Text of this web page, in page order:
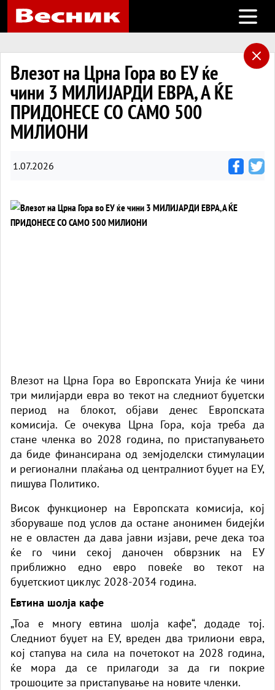
Open
Влезот на Црна Гора во ЕУ ќе
чини 3 МИЛИЈАРДИ ЕВРА, А ЌЕ
ПРИДОНЕСЕ СО САМО 500
МИЛИОНИ
1.07.2026
Влезот на Црна Гора во Европската Унија ќе чини
три милијарди евра во текот на следниот буџетски
период на блокот, објави денес Европската
комисија. Се очекува Црна Гора, која треба да
стане членка во 2028 година, по пристапувањето
да биде финансирана од земјоделски стимулации
и регионални плаќања од централниот буџет на ЕУ,
пишува Политико.
Висок функционер на Европската комисија, кој
зборуваше под услов да остане анонимен бидејќи
не е овластен да дава јавни изјави, рече дека тоа
ќе го чини секој даночен обврзник на ЕУ
приближно едно евро повеќе во текот на
буџетскиот циклус 2028-2034 година.
Евтина шолја кафе
„Тоа е многу евтина шолја кафе“, додаде тој.
Следниот буџет на ЕУ, вреден два трилиони евра,
кој стапува на сила на почетокот на 2028 година,
ќе мора да се прилагоди за да ги покрие
трошоците за пристапување на новите членки.